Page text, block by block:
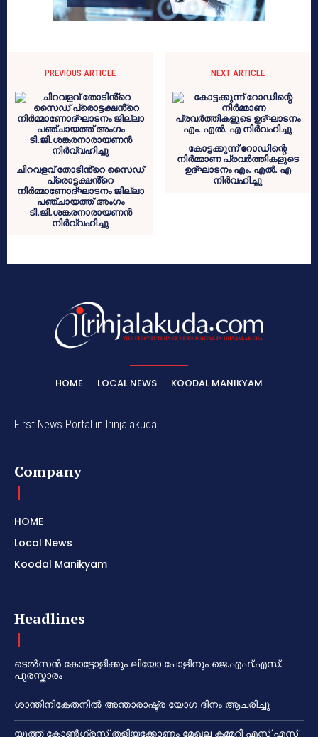
PREVIOUS ARTICLE
ചിറവളവ് തോടിൻ്റെ സൈഡ്
പ്രൊട്ടക്ഷൻ്റെ
നിർമ്മാണോദ്ഘാടനം ജില്ലാ
പഞ്ചായത്ത് അംഗം
ടി.ജി.ശങ്കരനാരായണൻ
നിർവ്വഹിച്ചു
NEXT ARTICLE
കോട്ടക്കുന്ന് റോഡിന്റെ
നിർമ്മാണ പ്രവർത്തികളുടെ
ഉദ്ഘാടനം എം. എൽ. എ
നിർവഹിച്ചു
HOME LOCAL NEWS KOODAL MANIKYAM
First News Portal in Irinjalakuda.
Company
HOME
Local News
Koodal Manikyam
Headlines
ടെൽസൻ കോട്ടോളിക്കും ലിയോ പോളിനും ജെ.എഫ്.എസ്.
പുരസ്കാരം
ശാന്തിനികേതനിൽ അന്താരാഷ്ട്ര യോഗ ദിനം ആചരിച്ചു
യൂത്ത് കോൺഗ്രസ്സ് തളിയക്കോണം മേഖല കമ്മറ്റി എസ് എസ്